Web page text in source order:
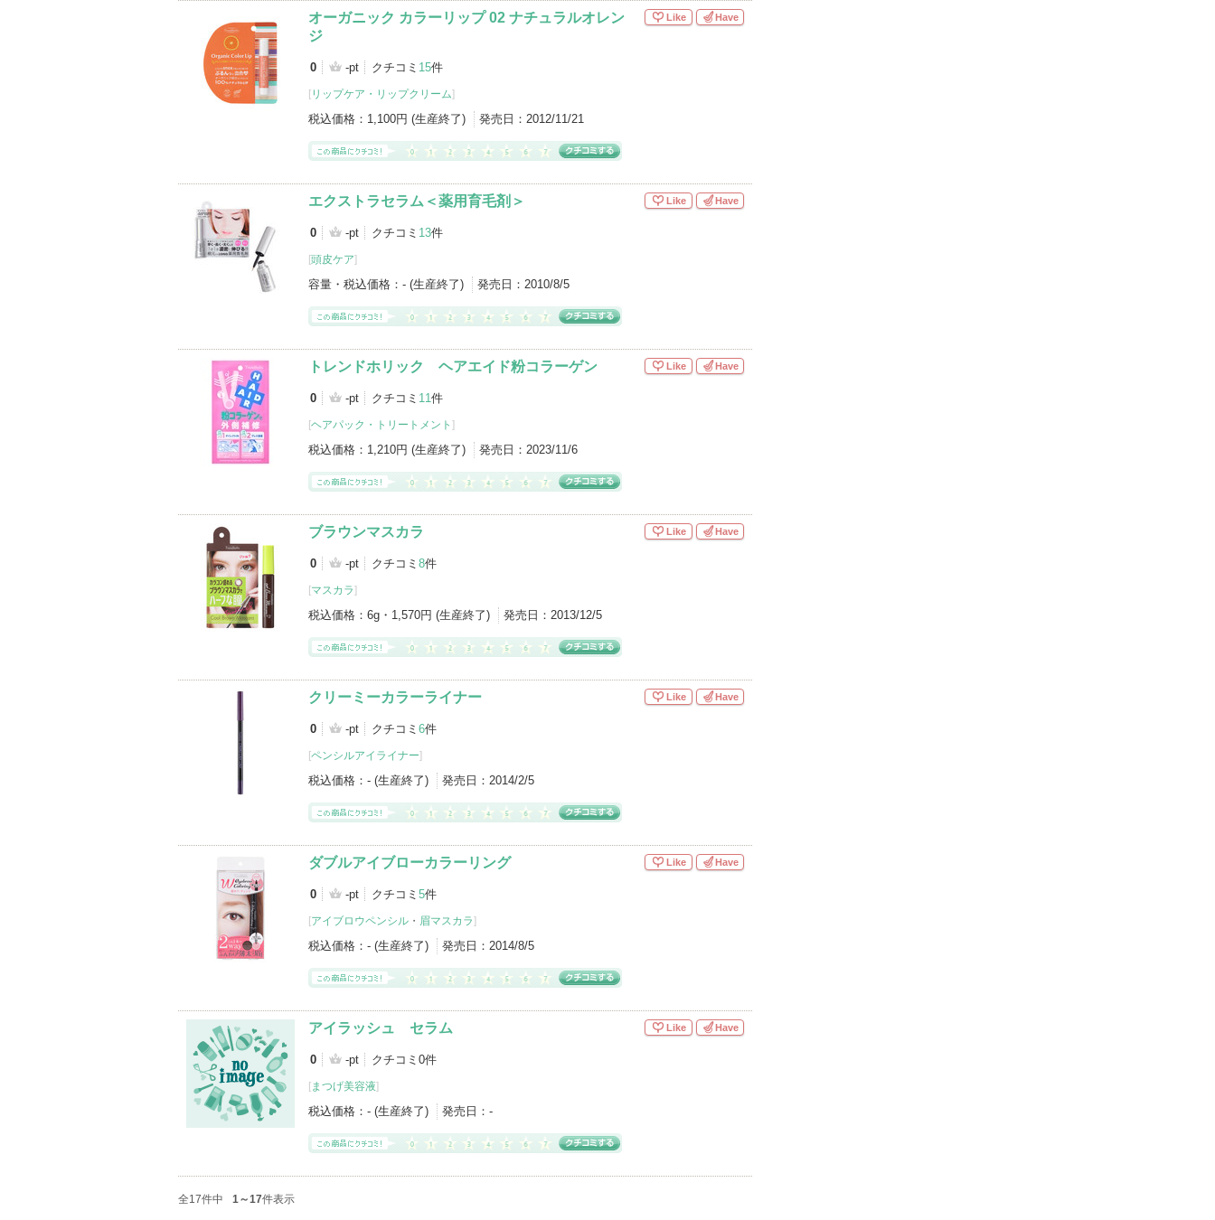
オーガニック カラーリップ 02 ナチュラルオレン
ジ
0 -pt クチコミ 15件
[ リップケア・リップクリーム]
税込価格： 1,100円 (生産終了) 発売日： 2012/11/21
Like Have
エクストラセラム＜薬用育毛剤＞
0 -pt クチコミ 13件
[頭皮ケア]
容量・税込価格： - (生産終了) 発売日： 2010/8/5
Like Have
トレンドホリック ヘアエイド粉コラーゲン
0 -pt クチコミ 11件
[ヘアパック・トリートメント ]
税込価格： 1,210円 (生産終了) 発売日： 2023/11/6
Like Have
ブラウンマスカラ
0 -pt クチコミ 8件
[マスカラ]
税込価格： 6g・1,570円 (生産終了) 発売日： 2013/12/5
Like Have
クリーミーカラーライナー
0 -pt クチコミ 6件
[ペンシルアイライナー]
税込価格： - (生産終了) 発売日： 2014/2/5
Like Have
ダブルアイブローカラーリング
0 -pt クチコミ 5件
[アイブロウペンシル ・ 眉マスカラ]
税込価格： - (生産終了) 発売日： 2014/8/5
Like Have
アイラッシュ セラム
0 -pt クチコミ0件
[まつげ美容液]
税込価格： - (生産終了) 発売日： -
Like Have
全17件中 1～17件表示